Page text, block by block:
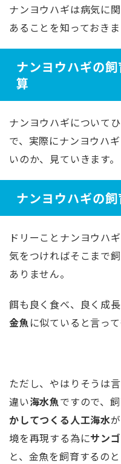
ナンヨウハギは病気に
あることを知っておきま
ナンヨウハギの
算
ナンヨウハギについて
で、実際にナンヨウハ
いのか、見ていきます。
ナンヨウハギの飼
ドリーことナンヨウハ
気をつければそこまで
ありません。
餌も良く食べ、良く成
金魚に似ていると言っ
ただし、やはりそうは
違い海水魚ですので、
かしてつくる人工海水
境を再現する為にサン
と、金魚を飼育するの